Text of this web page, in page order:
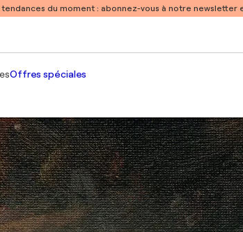
du moment : abonnez-vous à notre newsletter
Offres spéciales